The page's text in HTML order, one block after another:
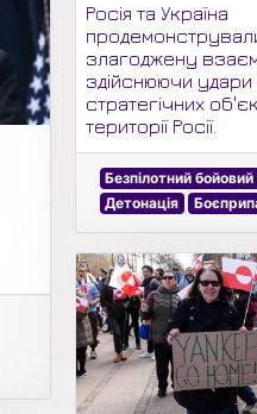
Росія та Україна
злагоджену
здійснюючи удари
стратегічних
території Росії.
Безпілотний
Детонація